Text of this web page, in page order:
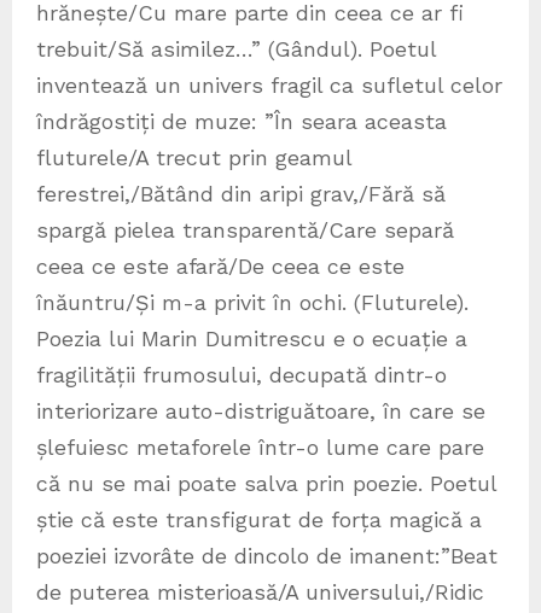
hrănește/Cu mare parte din ceea ce ar fi
trebuit/Să asimilez…” (Gândul). Poetul
inventează un univers fragil ca sufletul celor
îndrăgostiți de muze: ”În seara aceasta
fluturele/A trecut prin geamul
ferestrei,/Bătând din aripi grav,/Fără să
spargă pielea transparentă/Care separă
ceea ce este afară/De ceea ce este
înăuntru/Și m-a privit în ochi. (Fluturele).
Poezia lui Marin Dumitrescu e o ecuație a
fragilității frumosului, decupată dintr-o
interiorizare auto-distriguătoare, în care se
șlefuiesc metaforele într-o lume care pare
că nu se mai poate salva prin poezie. Poetul
știe că este transfigurat de forța magică a
poeziei izvorâte de dincolo de imanent:”Beat
de puterea misterioasă/A universului,/Ridic